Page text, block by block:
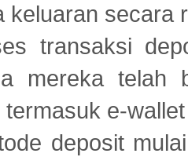
keluaran secara
transaksi
mereka telah
e-
deposit